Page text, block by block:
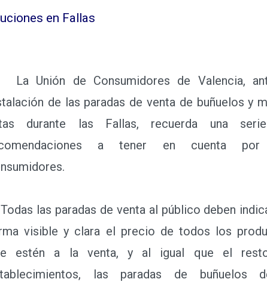
en Fallas
Unión de Consumidores de Valencia,
de las paradas de venta de buñuelos y
durante las Fallas, recuerda una
a tener en cuenta
las paradas de venta al público deben
visible y clara el precio de todos los
estén a la venta, y al igual que el
las paradas de buñuelos